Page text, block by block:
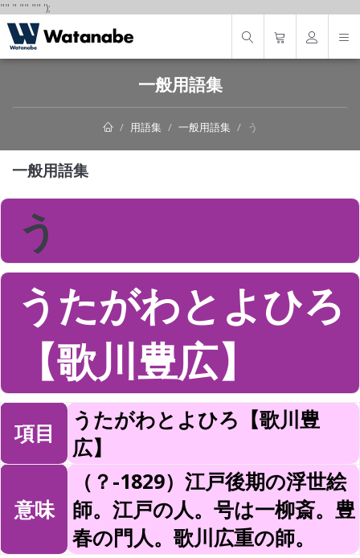
"" " "" "" ');
一般用語集
用語集 一般用語集 う
一般用語集
う
うたがわとよひろ
【歌川豊広】
項目
うたがわとよひろ【歌川豊
広】
意味
（？-1829）江戸後期の浮世絵
師。江戸の人。号は一柳斎。豊
春の門人。歌川広重の師。